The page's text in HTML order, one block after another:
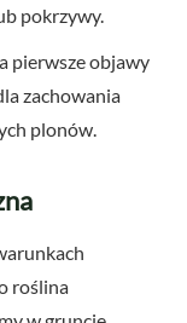
pokrzywy.
pierwsze objawy
zachowania
plonów.
roślina